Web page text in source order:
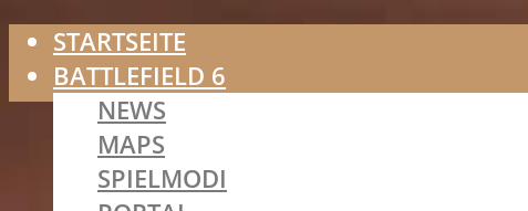
STARTSEITE
BATTLEFIELD 6
NEWS
MAPS
SPIELMODI